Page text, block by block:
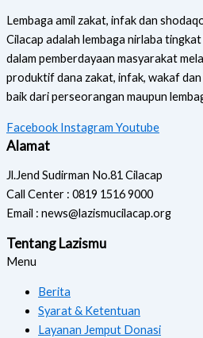
Lembaga amil zakat, infak dan
Cilacap adalah lembaga nirlaba
dalam pemberdayaan masyarakat
produktif dana zakat, infak, wakaf dan
baik dari perseorangan maupun
Facebook Instagram Youtube
Alamat
Jl.Jend Sudirman No.81 Cilacap
Call Center : 0819 1516 9000
Email : news@lazismucilacap.org
Tentang Lazismu
Menu
Berita
Syarat & Ketentuan
Layanan Jemput Donasi